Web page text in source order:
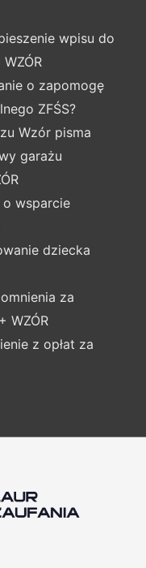
wpisu do
o zapomogę
ZFŚS?
Wzór pisma
garażu
wsparcie
dziecka
za
WZÓR
z opłat za